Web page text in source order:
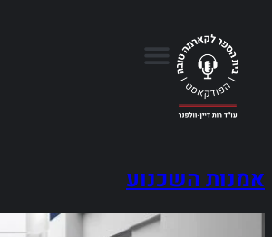
אמנות השכנוע